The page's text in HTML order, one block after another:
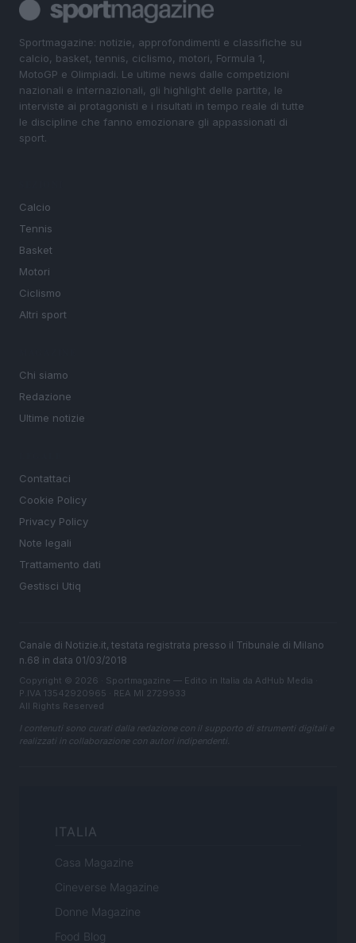
Sportmagazine: notizie, approfondimenti e classifiche su
calcio, basket, tennis, ciclismo, motori, Formula 1,
MotoGP e Olimpiadi. Le ultime news dalle competizioni
nazionali e internazionali, gli highlight delle partite, le
interviste ai protagonisti e i risultati in tempo reale di tutte
le discipline che fanno emozionare gli appassionati di
sport.
Calcio
Tennis
Basket
Motori
Ciclismo
Altri sport
Chi siamo
Redazione
Ultime notizie
Contattaci
Cookie Policy
Privacy Policy
Note legali
Trattamento dati
Gestisci Utiq
Canale di Notizie.it, testata registrata presso il Tribunale di Milano
n.68 in data 01/03/2018
Copyright © 2026 · Sportmagazine — Edito in Italia da AdHub Media
P.IVA 13542920965 · REA MI 2729933
All Rights Reserved
I contenuti sono curati dalla redazione con il supporto di strumenti digitali e
realizzati in collaborazione con autori indipendenti.
ITALIA
Casa Magazine
Cineverse Magazine
Donne Magazine
Food Blog